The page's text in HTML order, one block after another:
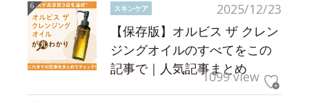
2025/12/23
スキンケア
【保存版】オルビス ザ クレン
ジングオイルのすべてをこの
記事で｜人気記事まとめ
1099 view